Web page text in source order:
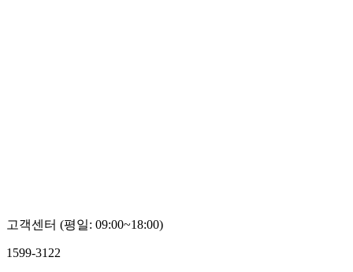
고객센터 (평일: 09:00~18:00)
1599-3122